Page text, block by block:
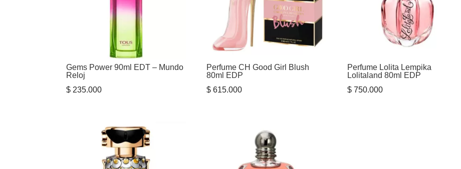
Gems Power 90ml EDT – Mundo
Reloj
$ 235.000
Perfume CH Good Girl Blush
80ml EDP
$ 615.000
Perfume Lolita Lempika
Lolitaland 80ml EDP
$750.000